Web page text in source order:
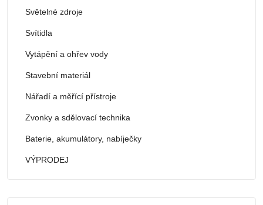
Světelné zdroje
Svítidla
Vytápění a ohřev vody
Stavební materiál
Nářadí a měřící přístroje
Zvonky a sdělovací technika
Baterie, akumulátory, nabíječky
VÝPRODEJ